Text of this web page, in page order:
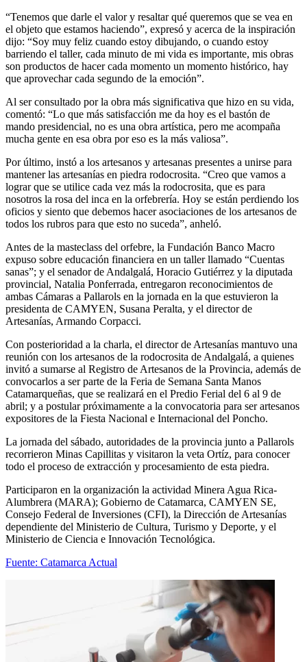
“Tenemos que darle el valor y resaltar qué queremos que se vea en
el objeto que estamos haciendo”, expresó y acerca de la inspiración
dijo: “Soy muy feliz cuando estoy dibujando, o cuando estoy
barriendo el taller, cada minuto de mi vida es importante, mis obras
son productos de hacer cada momento un momento histórico, hay
que aprovechar cada segundo de la emoción”.
Al ser consultado por la obra más significativa que hizo en su vida,
comentó: “Lo que más satisfacción me da hoy es el bastón de
mando presidencial, no es una obra artística, pero me acompaña
mucha gente en esa obra por eso es la más valiosa”.
Por último, instó a los artesanos y artesanas presentes a unirse para
mantener las artesanías en piedra rodocrosita. “Creo que vamos a
lograr que se utilice cada vez más la rodocrosita, que es para
nosotros la rosa del inca en la orfebrería. Hoy se están perdiendo los
oficios y siento que debemos hacer asociaciones de los artesanos de
todos los rubros para que esto no suceda”, anheló.
Antes de la masteclass del orfebre, la Fundación Banco Macro
expuso sobre educación financiera en un taller llamado “Cuentas
sanas”; y el senador de Andalgalá, Horacio Gutiérrez y la diputada
provincial, Natalia Ponferrada, entregaron reconocimientos de
ambas Cámaras a Pallarols en la jornada en la que estuvieron la
presidenta de CAMYEN, Susana Peralta, y el director de
Artesanías, Armando Corpacci.
Con posterioridad a la charla, el director de Artesanías mantuvo una
reunión con los artesanos de la rodocrosita de Andalgalá, a quienes
invitó a sumarse al Registro de Artesanos de la Provincia, además de
convocarlos a ser parte de la Feria de Semana Santa Manos
Catamarqueñas, que se realizará en el Predio Ferial del 6 al 9 de
abril; y a postular próximamente a la convocatoria para ser artesanos
expositores de la Fiesta Nacional e Internacional del Poncho.
La jornada del sábado, autoridades de la provincia junto a Pallarols
recorrieron Minas Capillitas y visitaron la veta Ortíz, para conocer
todo el proceso de extracción y procesamiento de esta piedra.
Participaron en la organización la actividad Minera Agua Rica-
Alumbrera (MARA); Gobierno de Catamarca, CAMYEN SE,
Consejo Federal de Inversiones (CFI), la Dirección de Artesanías
dependiente del Ministerio de Cultura, Turismo y Deporte, y el
Ministerio de Ciencia e Innovación Tecnológica.
Fuente: Catamarca Actual